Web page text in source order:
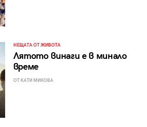
НЕЩАТА ОТ ЖИВОТА
Лятото винаги е в минало
време
ОТ КАТИ МИКОВА